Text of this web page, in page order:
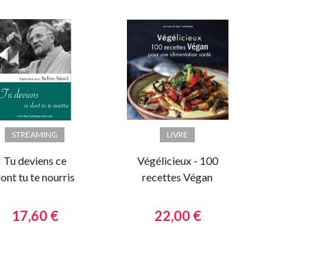
STREAMING
Tu deviens ce
tu te nourris
17,60 €
LIVRE
Végélicieux - 100
recettes Végan
alimentation
santé
22,00 €